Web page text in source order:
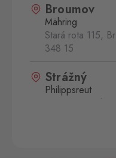
Broumov
Mähring
Stará rota 115,
348 15
Strážný
Philippsreut
Hraniční